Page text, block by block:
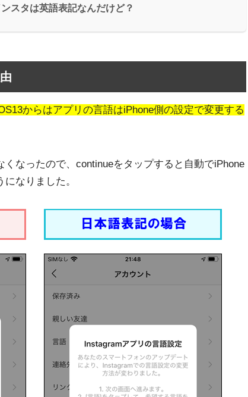
スタは英語表記なんだけど？
からはアプリの言語はiPhone側の設定で変更する
なったので、continueをタップすると自動でiPhone
なりました。